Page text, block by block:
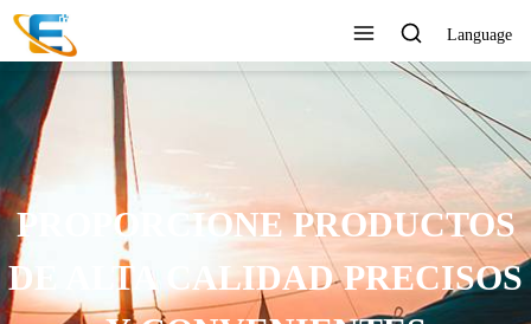
Language
AL CLIENTE 24
HORAS EN LÍNEA